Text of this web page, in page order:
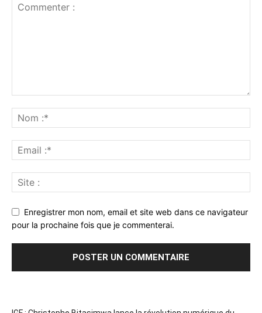
Enregistrer mon nom, email et site web dans ce navigateur
pour la prochaine fois que je commenterai.